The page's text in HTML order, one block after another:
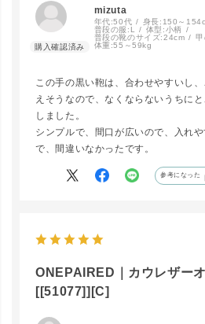
DBR
mizuta
年代:50代 身長: 150～
普段の服: L 体型:小柄
普段の靴のサイズ:24cm
体重:55～59kg
この手の黒い鞄は、合わせやすいし
えそうなので、なくならないうちに
しました。
シンプルで、間口が広いので、入れ
で、間違いなかったです。
参考になった
ONEPAIRED｜カウレザー
[[51077]][C]